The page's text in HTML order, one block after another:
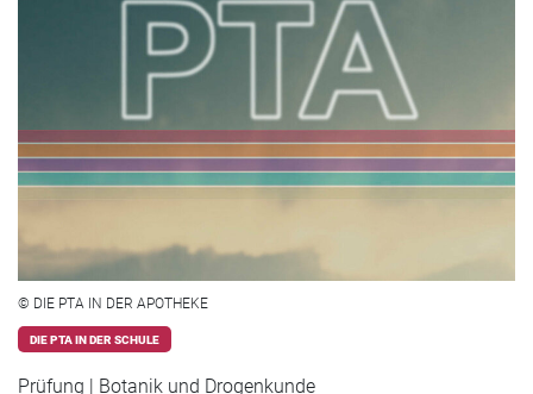
© DIE PTA IN DER APOTHEKE
DIE PTA IN DER SCHULE
Prüfung | Botanik und Drogenkunde